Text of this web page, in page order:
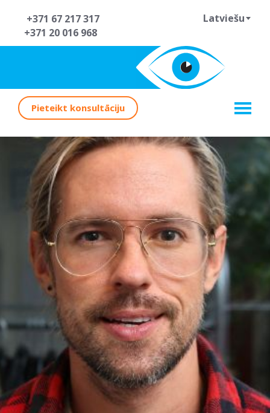
+371 67 217 317
+371 20 016 968
Latviešu
Pieteikt konsultāciju